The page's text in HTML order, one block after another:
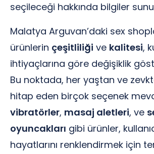
seçileceği hakkında bilgiler
Malatya Arguvan’daki sex
ürünlerin çeşitliliği ve kalitesi,
ihtiyaçlarına göre değişiklik
Bu noktada, her yaştan ve
hitap eden birçok seçenek
vibratörler, masaj aletleri, ve
oyuncakları gibi ürünler,
hayatlarını renklendirmek için